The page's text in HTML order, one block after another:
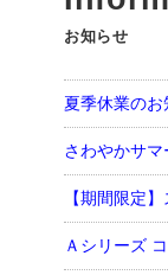
お知らせ
夏季休業のお
さわやかサ
【期間限定
Ａシリーズ